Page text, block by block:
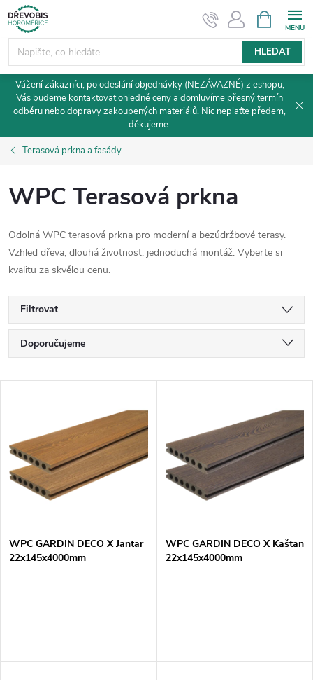
Přejít
na
obsah
HLEDAT
NÁKUPNÍ
KOŠÍK
Vážení zákazníci, po odeslání objednávky (NEZÁVAZNÉ) z eshopu,
Vás budeme kontaktovat ohledně ceny a domluvíme přesný termín
odběru nebo dopravy zakoupených materiálů. Nic neplaťte předem,
děkujeme.
Terasová prkna a fasády
WPC Terasová prkna
Odolná WPC terasová prkna pro moderní a bezúdržbové terasy.
Vzhled dřeva, dlouhá životnost, jednoduchá montáž. Vyberte si
kvalitu za skvělou cenu.
Filtrovat
Ř
a
e
n
p
d
Doporučujeme
Nejprodávanější
Abecedně
ý
p
s
p
WPC GARDIN DECO X Jantar
22x145x4000mm
WPC GARDIN DECO X Kaštan
22x145x4000mm